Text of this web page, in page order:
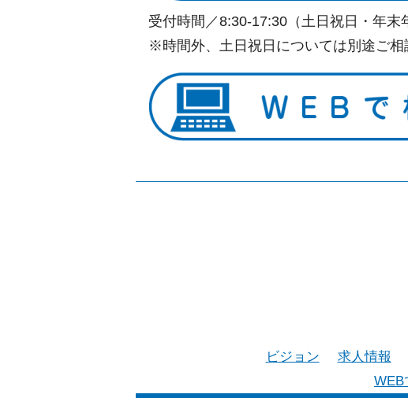
受付時間／8:30-17:30（土日祝日・年末
※時間外、土日祝日については別途ご相
ビジョン 求人情報
WEB